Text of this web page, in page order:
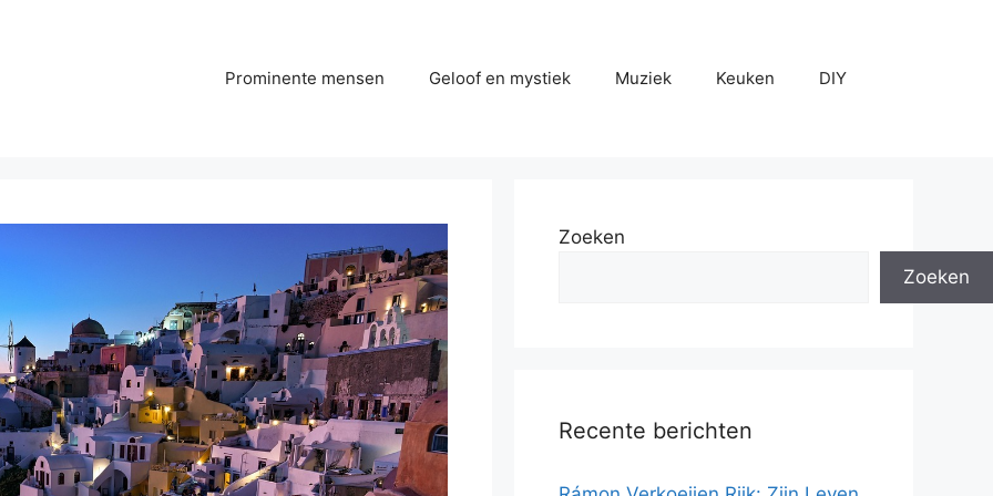
Prominente mensen Geloof en mystiek Muziek Keuken DIY
Zoeken
Zoeken
Recente berichten